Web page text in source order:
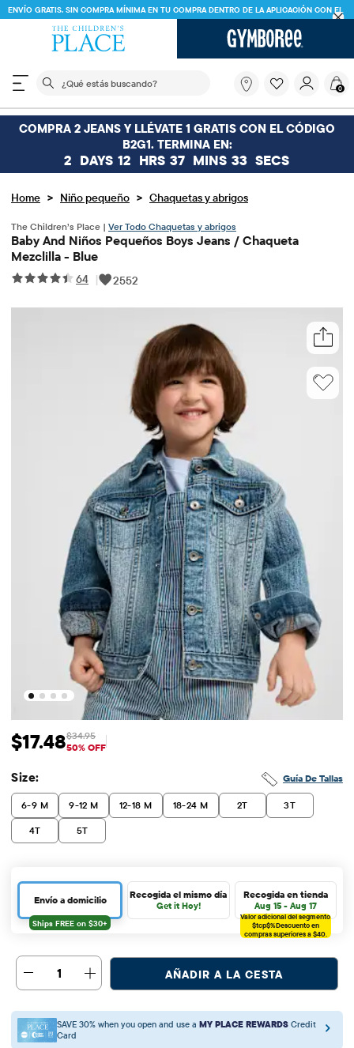
ENVÍO GRATIS. SIN COMPRA MÍNIMA EN TU COMPRA DENTRO DE LA APLICACIÓN CON EL
CÓDIGO
El siguiente campo de búsqueda filtra las
buscando?
0
COMPRA 2 JEANS Y LLÉVATE 1 GRATIS CON EL CÓDIGO
B2G1. TERMINA EN:
2 DAYS 12 HRS 37 MINS 33 SECS
Home > Niño pequeño > Chaquetas y abrigos
The Children’s Place | Ver Todo Chaquetas y abrigos
Baby And Niños Pequeños Boys Jeans / Chaqueta
Mezclilla - Blue
64 | 2552
Precio de venta: $17.48
$17.48 Precio original: $34.95
$34.95
50% OFF
Guía De Tallas
Size:
6-9 M 9-12 M 12-18 M 18-24 M 2T 3T
4T 5T
Envío a domicilio Recogida el mismo día
Get it Hoy!
Recogida en tienda
Aug 15 - Aug 17
Valor adicional del segmento
$tcp$%Descuento en
compras superiores a $40.
1 AÑADIR A LA CESTA
SAVE 30% when you open and use a MY PLACE REWARDS Credit
Card